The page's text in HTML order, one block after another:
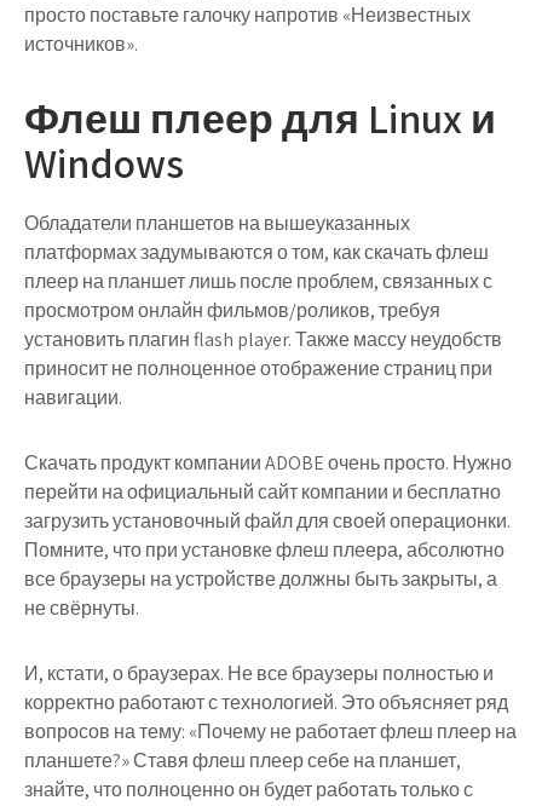
просто поставьте галочку напротив «Неизвестных
источников».
Флеш плеер для Linux и
Windows
Обладатели планшетов на вышеуказанных
платформах задумываются о том, как скачать флеш
плеер на планшет лишь после проблем, связанных с
просмотром онлайн фильмов/роликов, требуя
установить плагин flash player. Также массу неудобств
приносит не полноценное отображение страниц при
навигации.
Скачать продукт компании ADOBE очень просто. Нужно
перейти на официальный сайт компании и бесплатно
загрузить установочный файл для своей операционки.
Помните, что при установке флеш плеера, абсолютно
все браузеры на устройстве должны быть закрыты, а
не свёрнуты.
И, кстати, о браузерах. Не все браузеры полностью и
корректно работают с технологией. Это объясняет ряд
вопросов на тему: «Почему не работает флеш плеер на
планшете?» Ставя флеш плеер себе на планшет,
знайте, что полноценно он будет работать только с